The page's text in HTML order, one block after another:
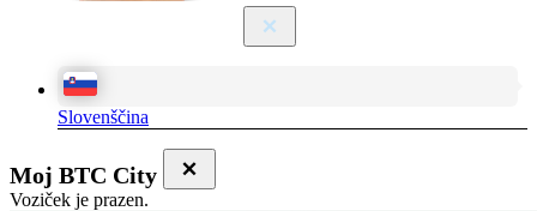
Slovenščina
Moj BTC City
Voziček je prazen.